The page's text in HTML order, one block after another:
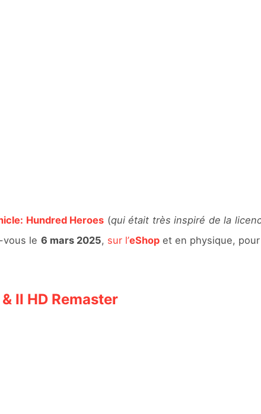
Hundred Heroes (qui était très inspiré de la
vous le 6 mars 2025, sur l’eShop et en physique,
II HD Remaster